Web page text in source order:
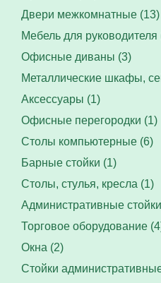
Двери межкомнатные (13)
Мебель для руководителя
Офисные диваны (3)
Металлические шкафы,
Аксессуары (1)
Офисные перегородки (1)
Столы компьютерные (6)
Барные стойки (1)
Столы, стулья, кресла (1)
Административные
Торговое оборудование
Окна (2)
Стойки